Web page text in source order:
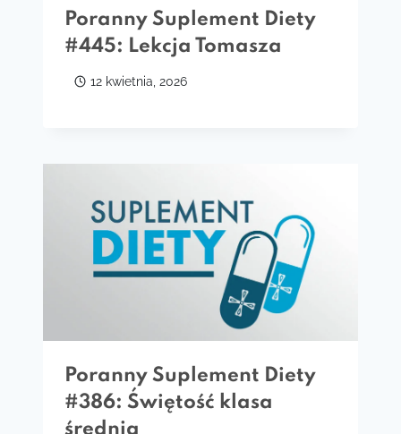
Poranny Suplement Diety
#445: Lekcja Tomasza
12 kwietnia, 2026
Poranny Suplement Diety
#386: Świętość klasa
średnia